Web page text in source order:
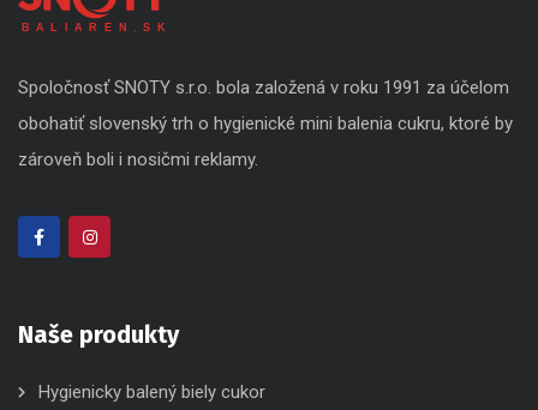
Spoločnosť SNOTY s.r.o. bola založená v roku 1991 za účelom
obohatiť slovenský trh o hygienické mini balenia cukru, ktoré by
zároveň boli i nosičmi reklamy.
Naše produkty
Hygienicky balený biely cukor